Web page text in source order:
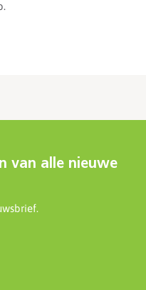
van alle nieuwe